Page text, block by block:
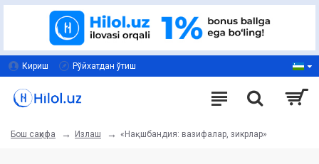
Кириш Рўйхатдан ўтиш
Бош саҳифа Излаш «Нақшбандия: вазифалар, зикрлар»